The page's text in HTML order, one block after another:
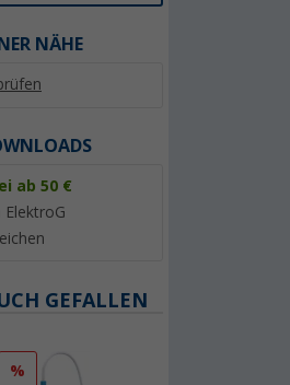
NÄHE
ab 50 €
ElektroG
GEFALLEN
%